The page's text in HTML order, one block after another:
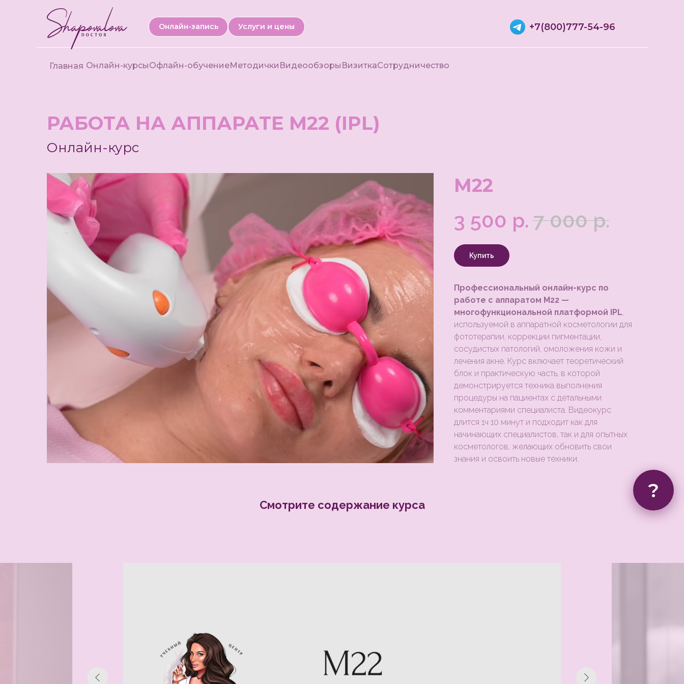
Онлайн-запись Услуги и цены
Главная Онлайн-курсыОфлайн-обучениеМетодички Видеообзоры ВизиткаСотрудничество
+7(800)777-54-96
РАБОТА НА АППАРАТЕ M22 (IPL)
Онлайн-курс
М22
3 500 р. 7 000 р.
Купить
Профессиональный онлайн-курс по
работе с аппаратом M22 —
многофункциональной платформой IPL,
используемой в аппаратной косметологии для
фототерапии, коррекции пигментации,
сосудистых патологий, омоложения кожи и
лечения акне. Курс включает теоретический
блок и практическую часть, в которой
демонстрируется техника выполнения
процедуры на пациентах с детальными
комментариями специалиста. Видеокурс
длится 1ч 10 минут и подходит как для
начинающих специалистов, так и для опытных
косметологов, желающих обновить свои
знания и освоить новые техники.
Смотрите содержание курса
?